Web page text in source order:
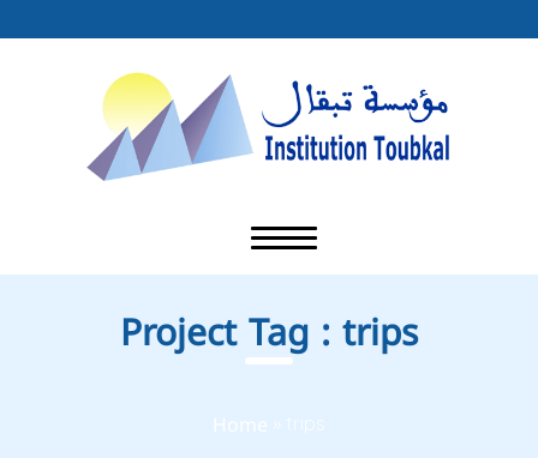
Project Tag :trips
Home